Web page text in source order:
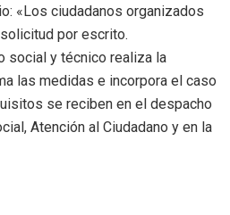
«Los ciudadanos organizados
por escrito.
social y técnico realiza la
las medidas e incorpora el caso
se reciben en el despacho
Atención al Ciudadano y en la